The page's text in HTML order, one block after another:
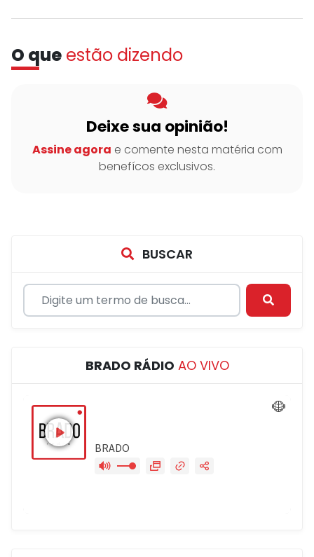
O que estão dizendo
Deixe sua opinião!
Assine agora e comente nesta matéria com
benefícos exclusivos.
BUSCAR
BRADO RÁDIO AO VIVO